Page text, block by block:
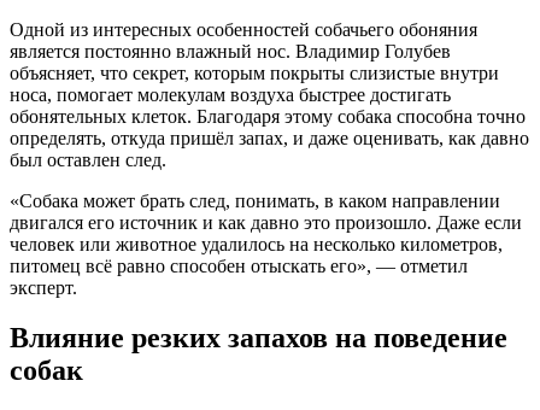
Одной из интересных особенностей собачьего обоняния
является постоянно влажный нос. Владимир Голубев
объясняет, что секрет, которым покрыты слизистые внутри
носа, помогает молекулам воздуха быстрее достигать
обонятельных клеток. Благодаря этому собака способна точно
определять, откуда пришёл запах, и даже оценивать, как давно
был оставлен след.
«Собака может брать след, понимать, в каком направлении
двигался его источник и как давно это произошло. Даже если
человек или животное удалилось на несколько километров,
питомец всё равно способен отыскать его», — отметил
эксперт.
Влияние резких запахов на поведение
собак